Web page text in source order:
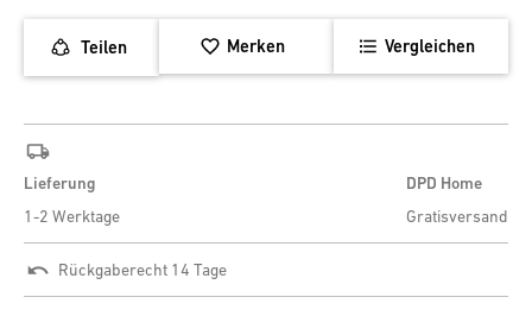
Teilen Merken Vergleichen
Lieferung
1-2 Werktage
DPD Home
Gratisversand
Rückgaberecht 14 Tage